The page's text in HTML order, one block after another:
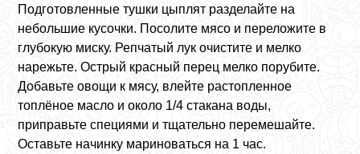
Подготовленные тушки цыплят разделайте на
небольшие кусочки. Посолите мясо и переложите в
глубокую миску. Репчатый лук очистите и мелко
нарежьте. Острый красный перец мелко порубите.
Добавьте овощи к мясу, влейте растопленное
топлёное масло и около 1/4 стакана воды,
приправьте специями и тщательно перемешайте.
Оставьте начинку мариноваться на 1 час.